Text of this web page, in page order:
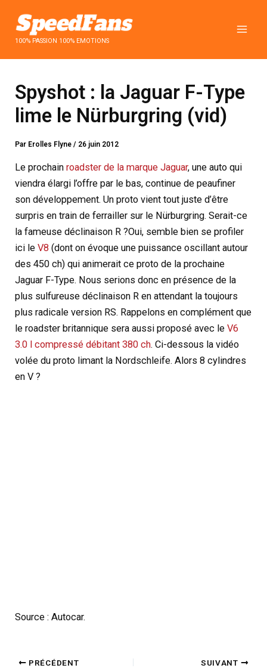
contenu100% PASSION 100% EMOTIONS
Spyshot : la Jaguar F-Type
lime le Nürburgring (vid)
Par Erolles Flyne/ 26 juin 2012
Le prochainroadster de la marque Jaguar, une auto qui
viendra élargi l’offre par le bas, continue de peaufiner
son développement. Un proto vient tout juste d’être
surpris en train de ferrailler sur le Nürburgring. Serait-ce
la fameuse déclinaison R ?Oui, semble bien se profiler
ici leV8 (dont on évoque une puissance oscillant autour
des 450 ch) qui animerait ce proto de la prochaine
Jaguar F-Type. Nous serions donc en présence de la
plus sulfureuse déclinaison R en attendant la toujours
plus radicale version RS. Rappelons en complément que
le roadster britannique sera aussi proposé avec leV6
3.0 l compressé débitant 380 ch. Ci-dessous la vidéo
volée du proto limant la Nordschleife. Alors 8 cylindres
en V ?
Source : Autocar.
PRÉCÉDENT SUIVANT